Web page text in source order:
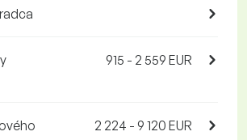
915 - 2 559 EUR
2 224 - 9 120 EUR